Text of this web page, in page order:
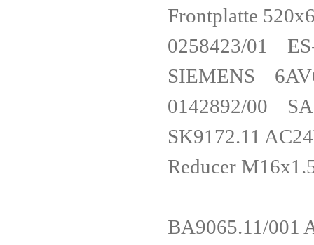
Frontplatte
0258423/01
SIEMENS
0142892/00
SK9172.11
Reducer
BA9065.11/